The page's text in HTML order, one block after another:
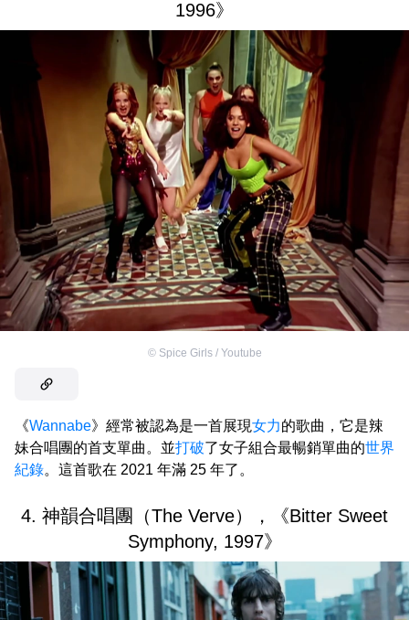
1996》
© Spice Girls / Youtube
《Wannabe》經常被認為是一首展現女力的歌曲，它是辣
妹合唱團的首支單曲。並打破了女子組合最暢銷單曲的世界
紀錄。這首歌在 2021 年滿 25 年了。
4. 神韻合唱團（The Verve），《Bitter Sweet
Symphony, 1997》